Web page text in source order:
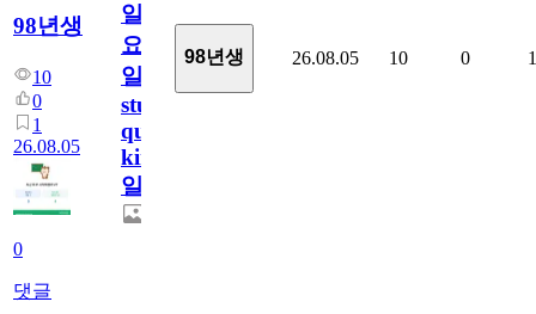
98년생
10
0
1
26.08.05
0
댓글
일
요
일/English
study
quiz
king775
일
98년생 26.08.05 10 0 1